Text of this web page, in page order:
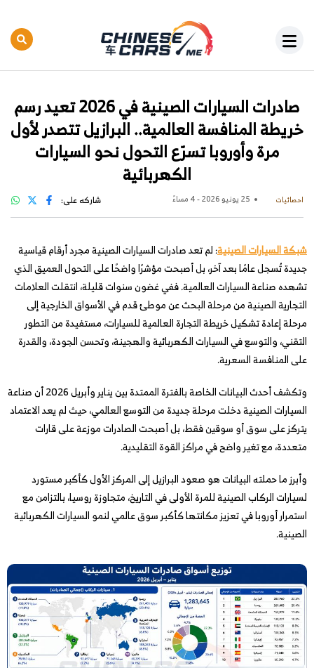
صادرات السيارات الصينية في 2026 تعيد رسم
خريطة المنافسة العالمية.. البرازيل تتصدر لأول
مرة وأوروبا تسرّع التحول نحو السيارات
الكهربائية
احصائيات 25 يونيو 2026 - 4 مساءً شاركه على:
شبكة السيارات الصينية: لم تعد صادرات السيارات الصينية مجرد أرقام قياسية
جديدة تُسجل عامًا بعد آخر، بل أصبحت مؤشرًا واضحًا على التحول العميق الذي
تشهده صناعة السيارات العالمية. ففي غضون سنوات قليلة، انتقلت العلامات
التجارية الصينية من مرحلة البحث عن موطئ قدم في الأسواق الخارجية إلى
مرحلة إعادة تشكيل خريطة التجارة العالمية للسيارات، مستفيدة من التطور
التقني، والتوسع في السيارات الكهربائية والهجينة، وتحسن الجودة، والقدرة
على المنافسة السعرية.
وتكشف أحدث البيانات الخاصة بالفترة الممتدة بين يناير وأبريل 2026 أن صناعة
السيارات الصينية دخلت مرحلة جديدة من التوسع العالمي، حيث لم يعد الاعتماد
يتركز على سوق أو سوقين فقط، بل أصبحت الصادرات موزعة على قارات
متعددة، مع تغير واضح في مراكز القوة التقليدية.
وأبرز ما حملته البيانات هو صعود البرازيل إلى المركز الأول كأكبر مستورد
لسيارات الركاب الصينية للمرة الأولى في التاريخ، متجاوزة روسيا، بالتزامن مع
استمرار أوروبا في تعزيز مكانتها كأكبر سوق عالمي لنمو السيارات الكهربائية
الصينية.